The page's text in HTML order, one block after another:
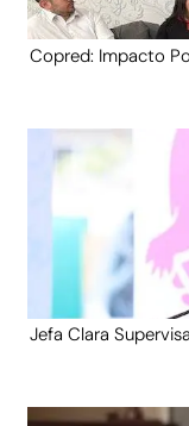
Copred: Impacto
Jefa Clara